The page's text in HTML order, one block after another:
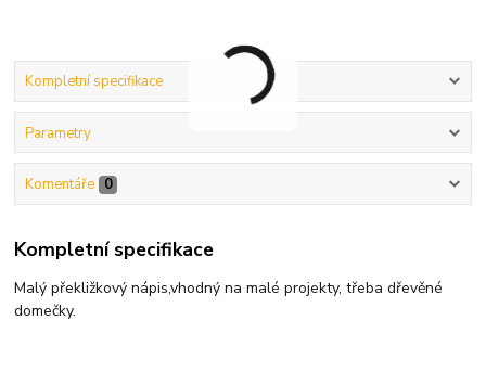
Kompletní specifikace
Parametry
Komentáře 0
Kompletní specifikace
Malý překližkový nápis,vhodný na malé projekty, třeba dřevěné
domečky.